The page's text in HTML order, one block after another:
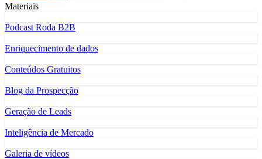
Materiais
Podcast Roda B2B
Enriquecimento de dados
Conteúdos Gratuitos
Blog da Prospecção
Geração de Leads
Inteligência de Mercado
Galeria de vídeos